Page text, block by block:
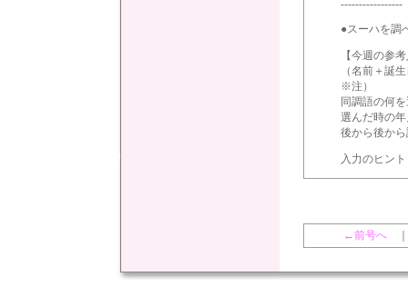
-----------------
●スーハを調
【今週の参
（名前＋誕
※注）
同調語の何
選んだ時の
後から後か
入力のヒン
←前号へ